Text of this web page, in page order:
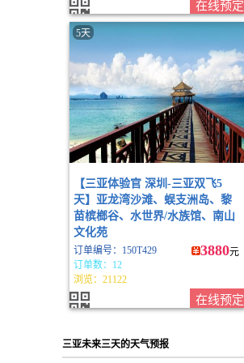
在线预定
5天
【三亚体验官 深圳-三亚双飞5
天】亚龙湾沙滩、蜈支洲岛、黎
苗槟榔谷、水世界/水族馆、南山
文化苑
订单编号：150T429
订单数：12
浏览：21122
3880元
在线预定
三亚未来三天的天气预报